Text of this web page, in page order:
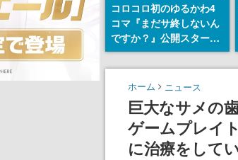
コロコロ初のゆるかわ4
コマ『まだサ終しないん
ですか？』公開スター
ト。主人公は新入社員の
侘石ダイヤ、ゲーム会社
を舞台にトラブルへ対応
する社員たちを描く
ホーム ニュース
巨大なサメの
ゲームプレイ
に治療をして